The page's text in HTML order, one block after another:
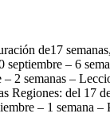
de17
– 6
2 semanas –
del 17
– 1 semana